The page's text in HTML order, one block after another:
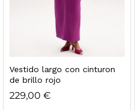
Vestido largo con cinturon
de brillo rojo
229,00 €